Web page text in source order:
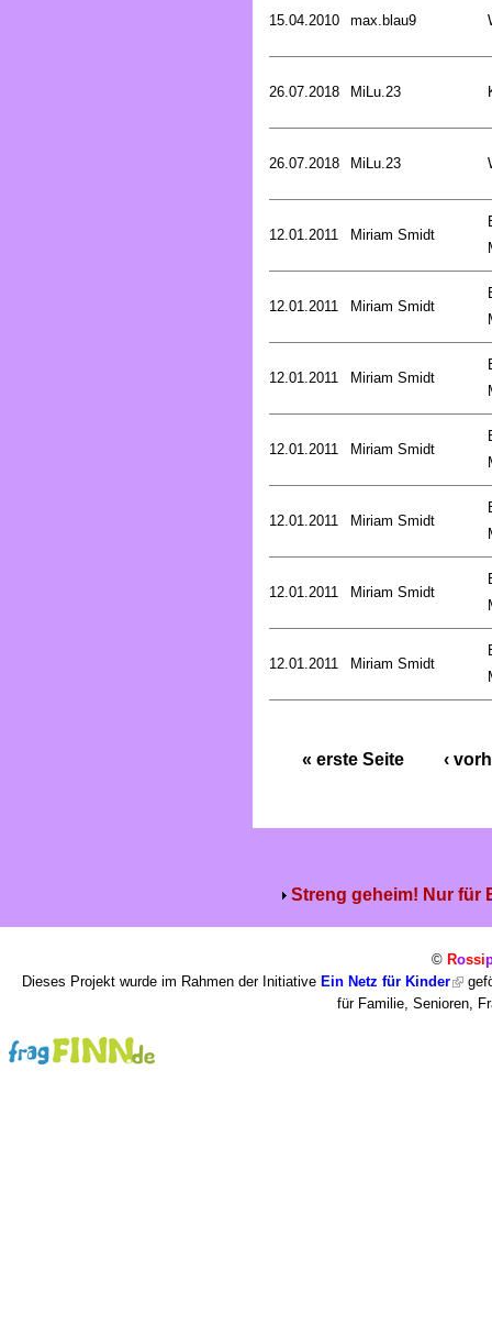
15.04.2010 max.blau9
26.07.2018 MiLu.23
26.07.2018 MiLu.23
12.01.2011 Miriam Smidt
12.01.2011 Miriam Smidt
12.01.2011 Miriam Smidt
12.01.2011 Miriam Smidt
12.01.2011 Miriam Smidt
12.01.2011 Miriam Smidt
12.01.2011 Miriam Smidt
« erste Seite ‹
Streng geheim! Nur für
© Rossi
Dieses Projekt wurde im Rahmen der Initiative Ein Netz für Kinder
für Familie, Senioren,